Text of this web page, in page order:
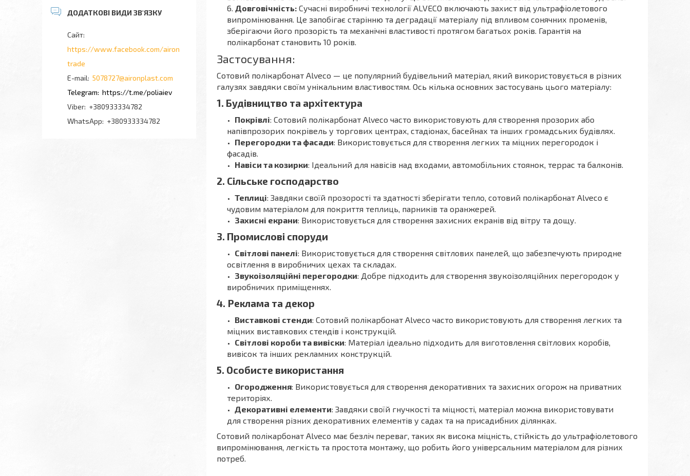
Довговічність: Сучасні виробничі технології ALVECO включають захист від ультрафіолетового
випромінювання. Це запобігає старінню та деградації матеріалу під впливом сонячних променів,
зберігаючи його прозорість та механічні властивості протягом багатьох років. Гарантія на
полікарбонат становить 10 років.
Застосування:
Сотовий полікарбонат Alveco — це популярний будівельний матеріал, який використовується в різних
галузях завдяки своїм унікальним властивостям. Ось кілька основних застосувань цього матеріалу:
1. Будівництво та архітектура
Покрівлі: Сотовий полікарбонат Alveco часто використовують для створення прозорих або
напівпрозорих покрівель у торгових центрах, стадіонах, басейнах та інших громадських будівлях.
Перегородки та фасади: Використовується для створення легких та міцних перегородок і
фасадів.
Навіси та козирки: Ідеальний для навісів над входами, автомобільних стоянок, террас та балконів.
2. Сільське господарство
Теплиці: Завдяки своїй прозорості та здатності зберігати тепло, сотовий полікарбонат Alveco є
чудовим матеріалом для покриття теплиць, парників та оранжерей.
Захисні екрани: Використовується для створення захисних екранів від вітру та дощу.
3. Промислові споруди
Світлові панелі: Використовується для створення світлових панелей, що забезпечують природне
освітлення в виробничих цехах та складах.
Звукоізоляційні перегородки: Добре підходить для створення звукоізоляційних перегородок у
виробничих приміщеннях.
4. Реклама та декор
Виставкові стенди: Сотовий полікарбонат Alveco часто використовують для створення легких та
міцних виставкових стендів і конструкцій.
Світлові короби та вивіски: Матеріал ідеально підходить для виготовлення світлових коробів,
вивісок та інших рекламних конструкцій.
5. Особисте використання
Огородження: Використовується для створення декоративних та захисних огорож на приватних
територіях.
Декоративні елементи: Завдяки своїй гнучкості та міцності, матеріал можна використовувати
для створення різних декоративних елементів у садах та на присадибних ділянках.
Сотовий полікарбонат Alveco має безліч переваг, таких як висока міцність, стійкість до ультрафіолетового
випромінювання, легкість та простота монтажу, що робить його універсальним матеріалом для різних
потреб.
https://www.facebook.com/airon
trade
5078727@aironplast.com
https://t.me/poliaiev
+380933334782
+380933334782